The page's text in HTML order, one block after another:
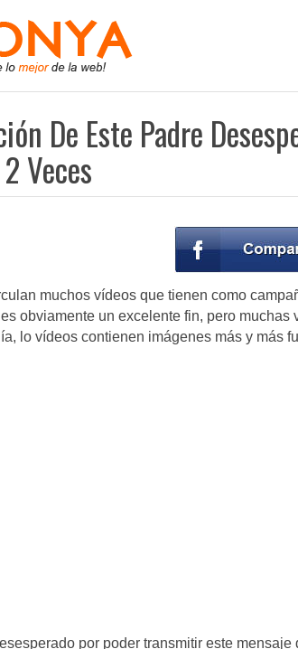
De Este Padre
Veces
muchos vídeos que tienen como
obviamente un excelente fin, pero
lo vídeos contienen imágenes más y más
por poder transmitir este